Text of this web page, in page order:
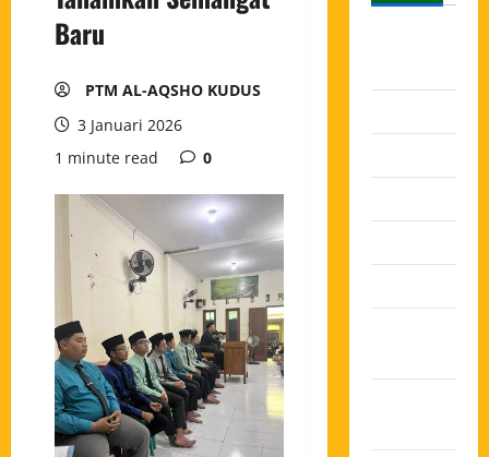
Baru
PTM AL-AQSHO KUDUS
3 Januari 2026
1 minute read
0